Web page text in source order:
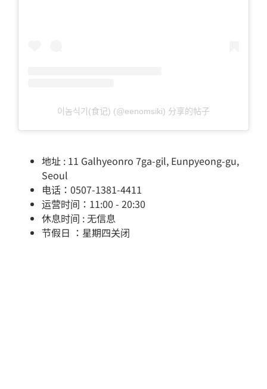
이놈식기(食记) (@eenomsiki) 分享的帖子
地址 : 11 Galhyeonro 7ga-gil, Eunpyeong-gu,
Seoul
电话：0507-1381-4411
运营时间：11:00 - 20:30
休息时间 : 无信息
节假日 ：星期四关闭